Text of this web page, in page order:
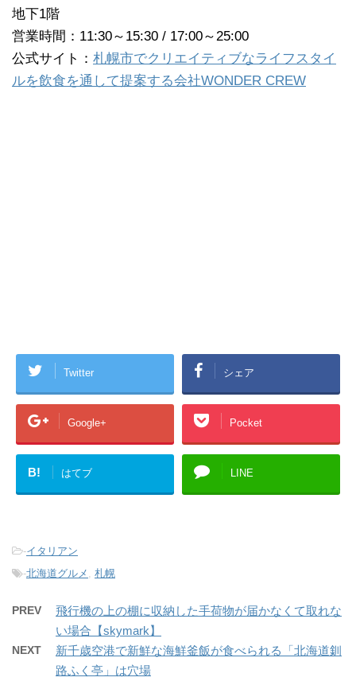
地下1階
営業時間：11:30～15:30 / 17:00～25:00
公式サイト： 札幌市でクリエイティブなライフスタイ
ルを飲食を通して提案する会社WONDER CREW
Twitter シェア
Google+ Pocket
B! はてブ LINE
-イタリアン
-北海道グルメ 札幌
PREV
飛行機の上の棚に収納した手荷物が届かなくて取れな
い場合【skymark】
NEXT
新千歳空港で新鮮な海鮮釜飯が食べられる「北海道釧
路ふく亭」は穴場